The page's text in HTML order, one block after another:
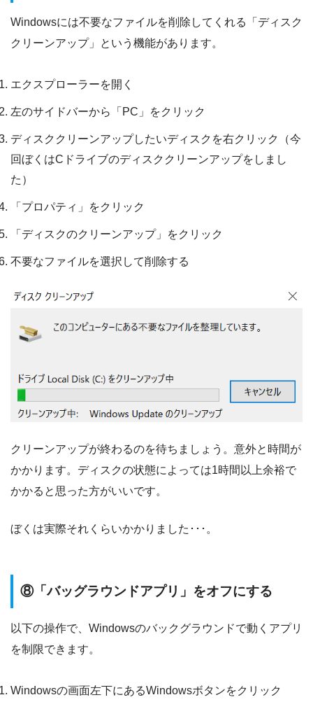
Windowsには不要なファイルを削除してくれる「ディスク
クリーンアップ」という機能があります。
エクスプローラーを開く
左のサイドバーから「PC」をクリック
ディスククリーンアップしたいディスクを右クリック（今
回ぼくはCドライブのディスククリーンアップをしまし
た）
「プロパティ」をクリック
「ディスクのクリーンアップ」をクリック
不要なファイルを選択して削除する
クリーンアップが終わるのを待ちましょう。意外と時間が
かかります。ディスクの状態によっては1時間以上余裕で
かかると思った方がいいです。
ぼくは実際それくらいかかりました･･･。
⑧「バッグラウンドアプリ」をオフにする
以下の操作で、Windowsのバックグラウンドで動くアプリ
を制限できます。
Windowsの画面左下にあるWindowsボタンをクリック